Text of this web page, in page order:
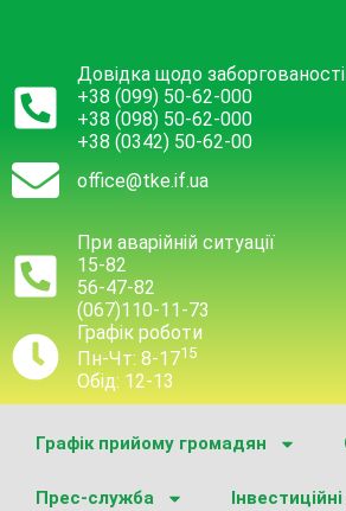
Довідка щодо заборгованості
+38 (099) 50-62-000
+38 (098) 50-62-000
+38 (0342) 50-62-00
office@tke.if.ua
При аварійній ситуації
15-82
56-47-82
(067)110-11-73
Графік роботи
Пн-Чт: 8-1715
Обід: 12-13
Графік прийому громадян
Прес-служба